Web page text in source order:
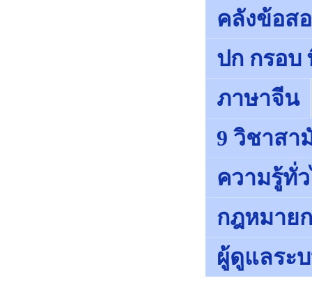
คลังข้อส
ปก กรอบ
ภาษาจีน
9 วิชาสา
ความรู้ทั่
กฎหมาย
ผู้ดูแลระ